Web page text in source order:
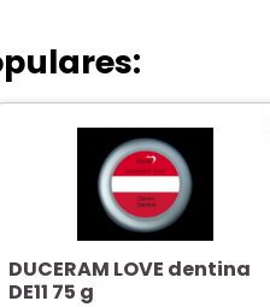
DUCERAM LOVE dentina
DE11 75 g